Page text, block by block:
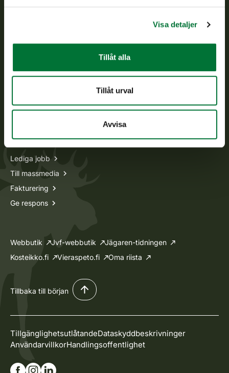
Visa detaljer
Tillåt alla
Tillåt urval
Avvisa
Oma riista -tjänsten
Ansökan om licenser och dispenser
Information om oss
Lediga jobb
Till massmedia
Fakturering
Ge respons
Webbutik Jvf-webbutik
Jägaren-tidningen
Kosteikko.fi
Vieraspeto.fi Oma riista
Tillbaka till början
TillgänglighetsutlåtandeDataskyddbeskrivninger
AnvändarvillkorHandlingsoffentlighet